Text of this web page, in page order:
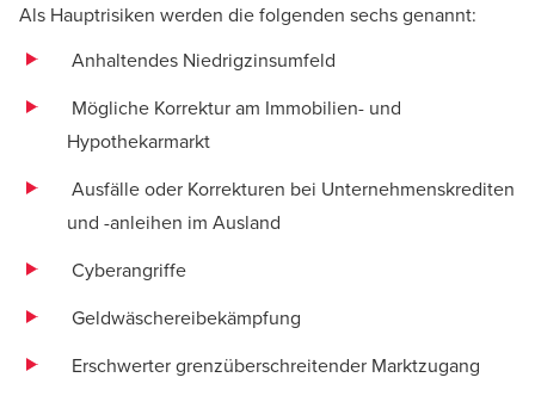
Als Hauptrisiken werden die folgenden sechs genannt:
Anhaltendes Niedrigzinsumfeld
Mögliche Korrektur am Immobilien- und
Hypothekarmarkt
Ausfälle oder Korrekturen bei Unternehmenskrediten
und -anleihen im Ausland
Cyberangriffe
Geldwäschereibekämpfung
Erschwerter grenzüberschreitender Marktzugang